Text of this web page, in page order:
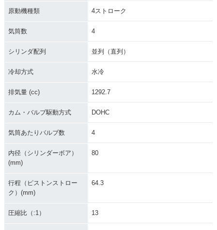
原動機種類 4ストローク
気筒数 4
シリンダ配列 並列（直列）
冷却方式 水冷
排気量 (cc) 1292.7
カム・バルブ駆動方式 DOHC
気筒あたりバルブ数 4
内径（シリンダーボア）
(mm)
80
行程（ピストンストロー
ク）(mm)
64.3
圧縮比（:1） 13